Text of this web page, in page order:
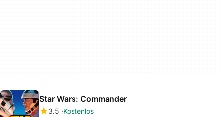
Star Wars: Commander
3.5 Kostenlos